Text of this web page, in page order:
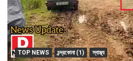
TOP NEWS চন্দ্রকোনা (1) স্বাস্থ্য